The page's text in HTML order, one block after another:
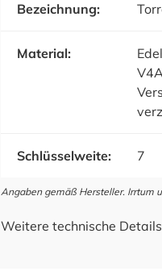
Bezeichnung:
Material:
Schlüsselweite: 7
Angaben gemäß Hersteller. Irrtum
Weitere technische